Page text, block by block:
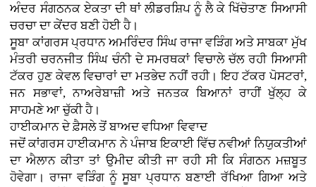
ਅੰਦਰ ਸੰਗਠਨਕ ਏਕਤਾ ਦੀ ਥਾਂ ਲੀਡਰਸ਼ਿਪ ਨੂੰ ਲੈ ਕੇ ਖਿੱਚੋਤਾਣ ਸਿਆਸੀ
ਚਰਚਾ ਦਾ ਕੇਂਦਰ ਬਣੀ ਹੋਈ ਹੈ।
ਸੂਬਾ ਕਾਂਗਰਸ ਪ੍ਰਧਾਨ ਅਮਰਿੰਦਰ ਸਿੰਘ ਰਾਜਾ ਵੜਿੰਗ ਅਤੇ ਸਾਬਕਾ ਮੁੱਖ
ਮੰਤਰੀ ਚਰਨਜੀਤ ਸਿੰਘ ਚੰਨੀ ਦੇ ਸਮਰਥਕਾਂ ਵਿਚਾਲੇ ਚੱਲ ਰਹੀ ਸਿਆਸੀ
ਟੱਕਰ ਹੁਣ ਕੇਵਲ ਵਿਚਾਰਾਂ ਦਾ ਮਤਭੇਦ ਨਹੀਂ ਰਹੀ। ਇਹ ਟੱਕਰ ਪੋਸਟਰਾਂ,
ਜਨ ਸਭਾਵਾਂ, ਨਾਅਰੇਬਾਜ਼ੀ ਅਤੇ ਜਨਤਕ ਬਿਆਨਾਂ ਰਾਹੀਂ ਖੁੱਲ੍ਹ ਕੇ
ਸਾਹਮਣੇ ਆ ਚੁੱਕੀ ਹੈ।
ਹਾਈਕਮਾਨ ਦੇ ਫ਼ੈਸਲੇ ਤੋਂ ਬਾਅਦ ਵਧਿਆ ਵਿਵਾਦ
ਜਦੋਂ ਕਾਂਗਰਸ ਹਾਈਕਮਾਨ ਨੇ ਪੰਜਾਬ ਇਕਾਈ ਵਿੱਚ ਨਵੀਆਂ ਨਿਯੁਕਤੀਆਂ
ਦਾ ਐਲਾਨ ਕੀਤਾ ਤਾਂ ਉਮੀਦ ਕੀਤੀ ਜਾ ਰਹੀ ਸੀ ਕਿ ਸੰਗਠਨ ਮਜ਼ਬੂਤ
ਹੋਵੇਗਾ। ਰਾਜਾ ਵੜਿੰਗ ਨੂੰ ਸੂਬਾ ਪ੍ਰਧਾਨ ਬਣਾਈ ਰੱਖਿਆ ਗਿਆ ਅਤੇ